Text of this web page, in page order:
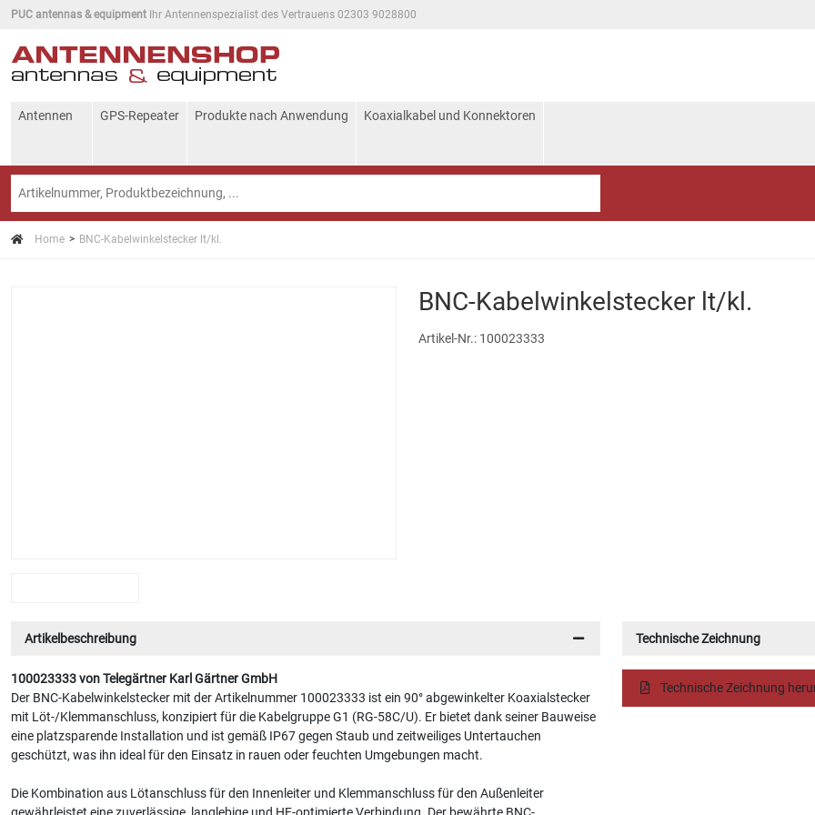
PUC antennas & equipment Ihr Antennenspezialist des Vertrauens 02303 9028800
Antennen GPS-Repeater Produkte nach Anwendung Koaxialkabel und Konnektoren
Home BNC-Kabelwinkelstecker lt/kl.
BNC-Kabelwinkelstecker lt/kl.
Artikel-Nr.: 100023333
Artikelbeschreibung
100023333 von Telegärtner Karl Gärtner GmbH
Der BNC-Kabelwinkelstecker mit der Artikelnummer 100023333 ist ein 90° abgewinkelter Koaxialstecker
mit Löt-/Klemmanschluss, konzipiert für die Kabelgruppe G1 (RG-58C/U). Er bietet dank seiner Bauweise
eine platzsparende Installation und ist gemäß IP67 gegen Staub und zeitweiliges Untertauchen
geschützt, was ihn ideal für den Einsatz in rauen oder feuchten Umgebungen macht.
Die Kombination aus Lötanschluss für den Innenleiter und Klemmanschluss für den Außenleiter
Technische Zeichnung
Technische Zeichnung